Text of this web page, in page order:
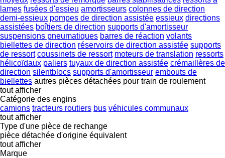
lames fusées d'essieu amortisseurs colonnes de direction
demi-essieux pompes de direction assistée essieux directions
assistées boîtiers de direction supports d'amortisseur
suspensions pneumatiques barres de réaction volants
biellettes de direction réservoirs de direction assistée supports
de ressort coussinets de ressort moteurs de translation ressorts
hélicoïdaux paliers tuyaux de direction assistée crémaillères de
direction silentblocs supports d'amortisseur embouts de
biellettes autres pièces détachées pour train de roulement
tout afficher
Catégorie des engins
camions tracteurs routiers bus véhicules communaux
tout afficher
Type d'une pièce de rechange
pièce détachée d'origine équivalent
tout afficher
Marque